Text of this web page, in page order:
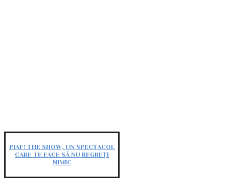
PIAF! THE SHOW, UN SPECTACOL
CARE TE FACE SĂ NU REGREȚI
NIMIC